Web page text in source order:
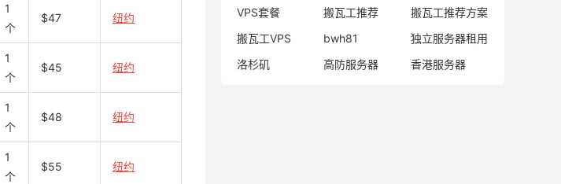
1
个
$47 纽约
1
个
$45 纽约
1
个
$48 纽约
1
个
$55 纽约
VPS套餐
搬瓦工推荐
搬瓦工推荐方案
搬瓦工VPS
bwh81
独立服务器租用
洛杉矶
高防服务器 香港服务器